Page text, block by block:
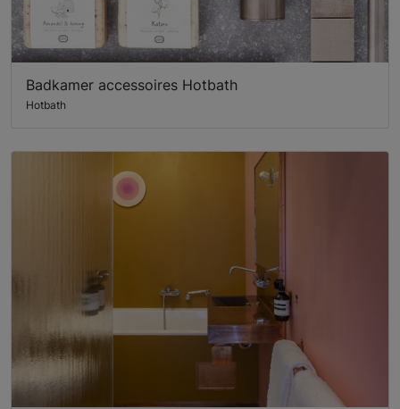
Badkamer accessoires Hotbath
Hotbath